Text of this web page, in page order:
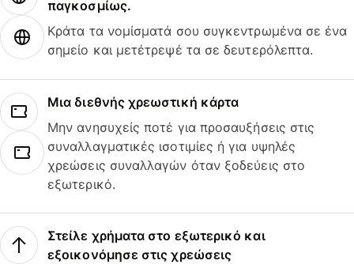
παγκοσμίως.
Κράτα τα νομίσματά σου συγκεντρωμένα σε ένα
σημείο και μετέτρεψέ τα σε δευτερόλεπτα.
Μια διεθνής χρεωστική κάρτα
Μην ανησυχείς ποτέ για προσαυξήσεις στις
συναλλαγματικές ισοτιμίες ή για υψηλές
χρεώσεις συναλλαγών όταν ξοδεύεις στο
εξωτερικό.
Στείλε χρήματα στο εξωτερικό και
εξοικονόμησε στις χρεώσεις